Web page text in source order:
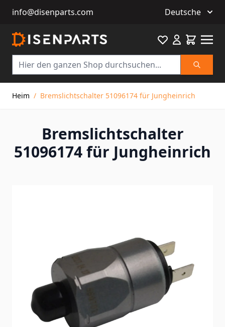
info@disenparts.com Deutsche
Suche
Favourite
Heim / Bremslichtschalter 51096174 für Jungheinrich
Bremslichtschalter
51096174 für Jungheinrich